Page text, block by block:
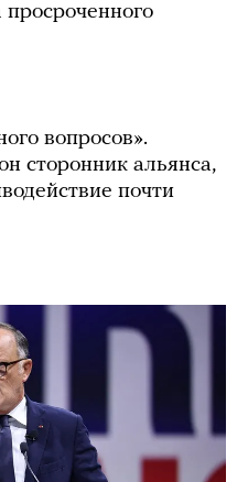
просроченного
вопросов».
сторонник альянса,
почти